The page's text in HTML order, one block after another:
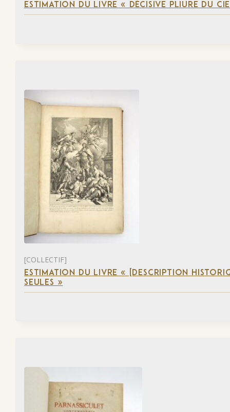
ESTIMATION DU LIVRE « DÉCISIVE PLIURE DU
[COLLECTIF]
ESTIMATION DU LIVRE « [DESCRIPTION
SEULES »